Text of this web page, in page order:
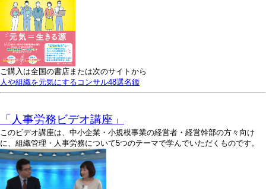
ご購入は全国の書店または次のサイトから
人や組織を元気にするコンサル48選名鑑
「人事労務ビデオ講座」
このビデオ講座は、中小企業・小規模事業の経営者・経営幹部の方々向け
に、組織管理・人事労務について5つのテーマで学んでいただくものです。